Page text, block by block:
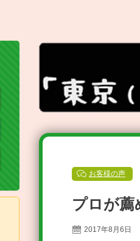
お客様の声
プロが薦
2017年8月6日